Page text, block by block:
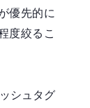
優先的に
度絞るこ
シュタグ